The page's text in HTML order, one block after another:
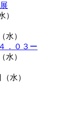
）
水）
．０３ー
水）
水）